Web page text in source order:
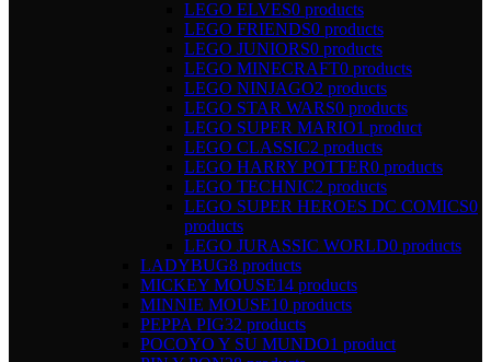
LEGO ELVES0 products
LEGO FRIENDS0 products
LEGO JUNIORS0 products
LEGO MINECRAFT0 products
LEGO NINJAGO2 products
LEGO STAR WARS0 products
LEGO SUPER MARIO1 product
LEGO CLASSIC2 products
LEGO HARRY POTTER0 products
LEGO TECHNIC2 products
LEGO SUPER HEROES DC COMICS0
products
LEGO JURASSIC WORLD0 products
LADYBUG8 products
MICKEY MOUSE14 products
MINNIE MOUSE10 products
PEPPA PIG32 products
POCOYO Y SU MUNDO1 product